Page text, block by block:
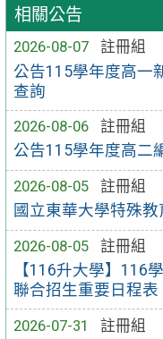
相關公告
2026-08-07
註冊組
公告115學年度高一
查詢
2026-08-06
註冊組
公告115學年度高二
2026-08-05
註冊組
國立東華大學特殊
2026-08-05
註冊組
【116升大學】116
聯合招生重要日程表
2026-07-31
註冊組